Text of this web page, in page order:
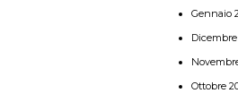
Gennaio
Ottobre